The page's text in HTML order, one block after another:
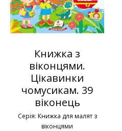
Книжка з
віконцями.
Цікавинки
чомусикам. 39
віконець
Серія: Книжка для малят з
віконцями